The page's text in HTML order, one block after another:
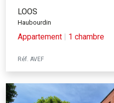
LOOS
Haubourdin
Appartement | 1 chambre
Réf. AVEF